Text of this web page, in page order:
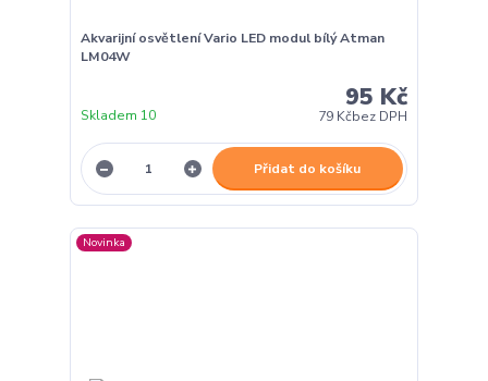
Akvarijní osvětlení Vario LED modul bílý Atman
LM04W
95 Kč
79 Kčbez DPH
Skladem 10
Přidat do košíku
Novinka